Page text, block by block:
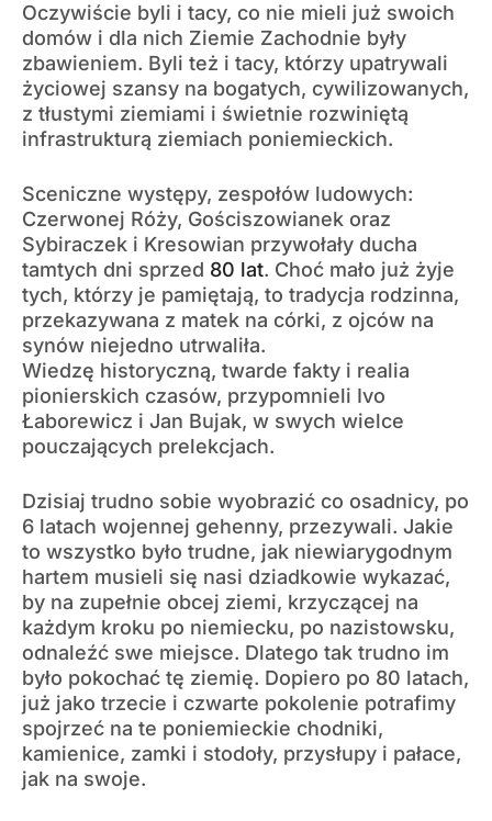
Oczywiście byli i tacy, co nie mieli już swoich
domów i dla nich Ziemie Zachodnie były
zbawieniem. Byli też i tacy, którzy upatrywali
życiowej szansy na bogatych, cywilizowanych,
z tłustymi ziemiami i świetnie rozwiniętą
infrastrukturą ziemiach poniemieckich.
Sceniczne występy, zespołów ludowych:
Czerwonej Róży, Gościszowianek oraz
Sybiraczek i Kresowian przywołały ducha
tamtych dni sprzed 80 lat. Choć mało już żyje
tych, którzy je pamiętają, to tradycja rodzinna,
przekazywana z matek na córki, z ojców na
synów niejedno utrwaliła.
Wiedzę historyczną, twarde fakty i realia
pionierskich czasów, przypomnieli Ivo
Łaborewicz i Jan Bujak, w swych wielce
pouczających prelekcjach.
Dzisiaj trudno sobie wyobrazić co osadnicy, po
6 latach wojennej gehenny, przezywali. Jakie
to wszystko było trudne, jak niewiarygodnym
hartem musieli się nasi dziadkowie wykazać,
by na zupełnie obcej ziemi, krzyczącej na
każdym kroku po niemiecku, po nazistowsku,
odnaleźć swe miejsce. Dlatego tak trudno im
było pokochać tę ziemię. Dopiero po 80 latach,
już jako trzecie i czwarte pokolenie potrafimy
spojrzeć na te poniemieckie chodniki,
kamienice, zamki i stodoły, przysłupy i pałace,
jak na swoje.